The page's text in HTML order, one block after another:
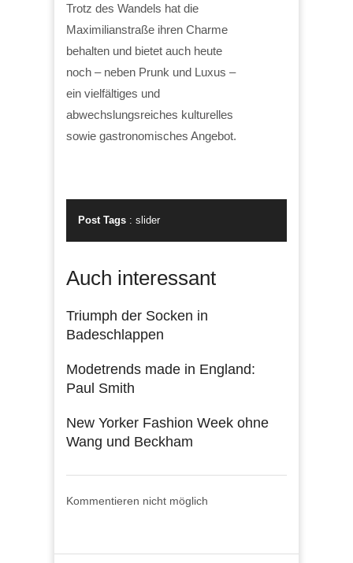
Trotz des Wandels hat die
Maximilianstraße ihren Charme
behalten und bietet auch heute
noch – neben Prunk und Luxus –
ein vielfältiges und
abwechslungsreiches kulturelles
sowie gastronomisches Angebot.
Post Tags : slider
Auch interessant
Triumph der Socken in
Badeschlappen
Modetrends made in England:
Paul Smith
New Yorker Fashion Week ohne
Wang und Beckham
Kommentieren nicht möglich